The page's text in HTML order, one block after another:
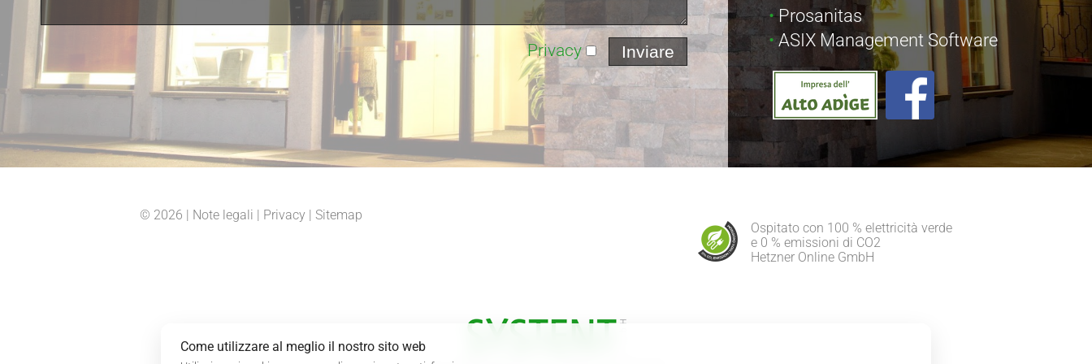
Privacy
Prosanitas
ASIX Management Software
© 2026 | Note legali | Privacy | Sitemap
Ospitato con 100 % elettricità verde
e 0 % emissioni di CO2
Hetzner Online GmbH
Come utilizzare al meglio il nostro sito web